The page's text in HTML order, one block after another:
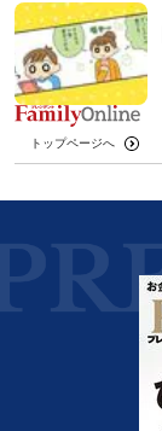
トップページへ